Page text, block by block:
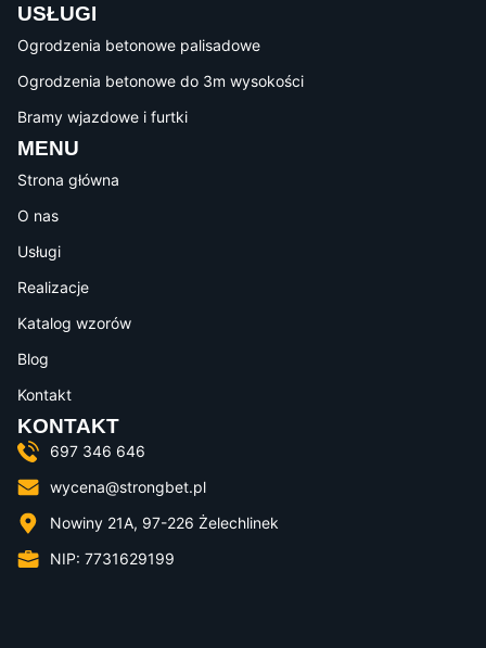
USŁUGI
Ogrodzenia betonowe palisadowe
Ogrodzenia betonowe do 3m wysokości
Bramy wjazdowe i furtki
MENU
Strona główna
O nas
Usługi
Realizacje
Katalog wzorów
Blog
Kontakt
KONTAKT
697 346 646
wycena@strongbet.pl
Nowiny 21A, 97-226 Żelechlinek
NIP: 7731629199